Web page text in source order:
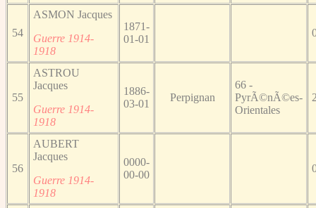
54
ASMON Jacques
Guerre 1914-
1918
1871-
01-01
55
ASTROU
Jacques
Guerre 1914-
1918
1886-
03-01
Perpignan
66 -
PyrÃ©nÃ©es-
Orientales
56
AUBERT
Jacques
Guerre 1914-
1918
0000-
00-00